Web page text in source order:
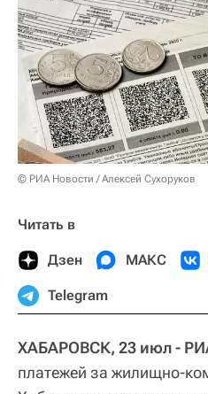
© РИА Новости / Алексей Сухоруков
Читать в
Дзен МАКС
Telegram
ХАБАРОВСК, 23 июл -
платежей за жилищно-